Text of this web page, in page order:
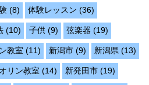
(8) 体験レッスン (36)
(10) 子供 (9) 弦楽器 (19)
教室 (11) 新潟市 (9) 新潟県 (13)
リン教室 (14) 新発田市 (19)